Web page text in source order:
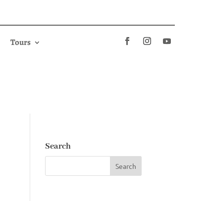
Tours
Search